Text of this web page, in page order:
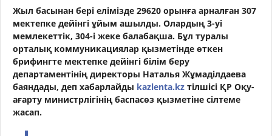
Жыл басынан бері елімізде 29620 орынға арналған 307
мектепке дейінгі ұйым ашылды. Олардың 3-уі
мемлекеттік, 304-і жеке балабақша. Бұл туралы
орталық коммуникациялар қызметінде өткен
брифингте мектепке дейінгі білім беру
департаментінің директоры Наталья Жұмаділдаева
баяндады, деп хабарлайды kazlenta.kz тілшісі ҚР Оқу-
ағарту министрлігінің баспасөз қызметіне сілтеме
жасап.